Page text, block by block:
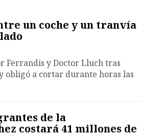
un coche y un tranvía
Ferrandis y Doctor Lluch tras
obligó a cortar durante horas las
de la
costará 41 millones de